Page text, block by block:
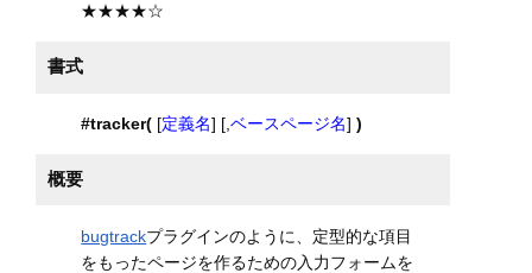
★★★★☆
書式
#tracker( [定義名] [,ベースページ名])
概要
bugtrackプラグインのように、定型的な項目
をもったページを作るための入力フォームを